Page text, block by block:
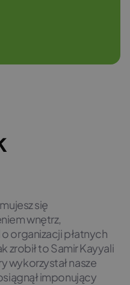
się
wnętrz,
organizacji płatnych
zrobił to Samir Kayyali
wykorzystał nasze
imponujący